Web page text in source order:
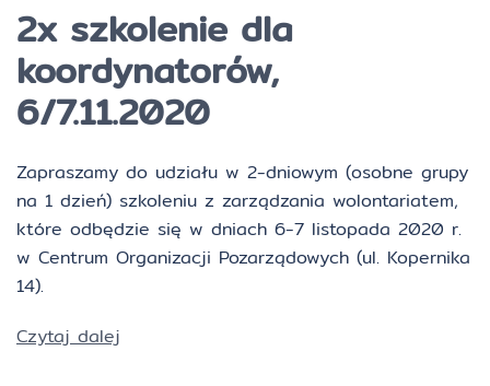
2x szkolenie dla
koordynatorów,
6/7.11.2020
Zapraszamy do udziału w 2-dniowym (osobne grupy
na 1 dzień) szkoleniu z zarządzania wolontariatem,
które odbędzie się w dniach 6-7 listopada 2020 r.
w Centrum Organizacji Pozarządowych (ul. Kopernika
14).
Czytaj dalej